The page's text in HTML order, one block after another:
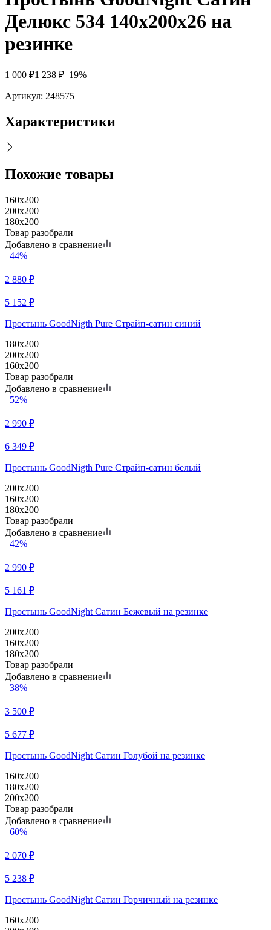
Делюкс 534 140х200х26 на
резинке
1 000 ₽1 238 ₽–19%
Артикул: 248575
Характеристики
Похожие товары
160x200
200x200
180x200
Товар разобрали
Добавлено в сравнение
–44%
2 880 ₽
5 152 ₽
Простынь GoodNigth Pure Страйп-сатин синий
180x200
200x200
160x200
Товар разобрали
Добавлено в сравнение
–52%
2 990 ₽
6 349 ₽
Простынь GoodNigth Pure Страйп-сатин белый
200x200
160x200
180x200
Товар разобрали
Добавлено в сравнение
–42%
2 990 ₽
5 161 ₽
Простынь GoodNight Сатин Бежевый на резинке
200x200
160x200
180x200
Товар разобрали
Добавлено в сравнение
–38%
3 500 ₽
5 677 ₽
Простынь GoodNight Сатин Голубой на резинке
160x200
180x200
200x200
Товар разобрали
Добавлено в сравнение
–60%
2 070 ₽
5 238 ₽
Простынь GoodNight Сатин Горчичный на резинке
160x200